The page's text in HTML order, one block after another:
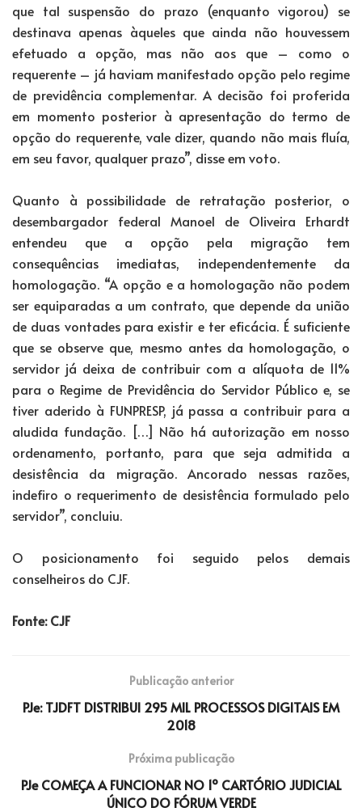
que tal suspensão do prazo (enquanto vigorou) se
destinava apenas àqueles que ainda não houvessem
efetuado a opção, mas não aos que – como o
requerente – já haviam manifestado opção pelo regime
de previdência complementar. A decisão foi proferida
em momento posterior à apresentação do termo de
opção do requerente, vale dizer, quando não mais fluía,
em seu favor, qualquer prazo”, disse em voto.
Quanto à possibilidade de retratação posterior, o
desembargador federal Manoel de Oliveira Erhardt
entendeu que a opção pela migração tem
consequências imediatas, independentemente da
homologação. “A opção e a homologação não podem
ser equiparadas a um contrato, que depende da união
de duas vontades para existir e ter eficácia. É suficiente
que se observe que, mesmo antes da homologação, o
servidor já deixa de contribuir com a alíquota de 11%
para o Regime de Previdência do Servidor Público e, se
tiver aderido à FUNPRESP, já passa a contribuir para a
aludida fundação. […] Não há autorização em nosso
ordenamento, portanto, para que seja admitida a
desistência da migração. Ancorado nessas razões,
indefiro o requerimento de desistência formulado pelo
servidor”, concluiu.
O posicionamento foi seguido pelos demais
conselheiros do CJF.
Fonte: CJF
Publicação anterior
PJe: TJDFT DISTRIBUI 295 MIL PROCESSOS DIGITAIS EM
2018
Próxima publicação
PJe COMEÇA A FUNCIONAR NO 1º CARTÓRIO JUDICIAL
ÚNICO DO FÓRUM VERDE